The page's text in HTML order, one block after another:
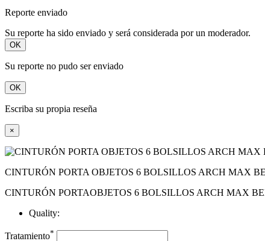
Reporte enviado
Su reporte ha sido enviado y será considerada por un moderador.
OK
Su reporte no pudo ser enviado
OK
Escriba su propia reseña
×
CINTURÓN PORTA OBJETOS 6 BOLSILLOS ARCH MAX
CINTURÓN PORTAOBJETOS 6 BOLSILLOS ARCH MAX
Quality:
Tratamiento*